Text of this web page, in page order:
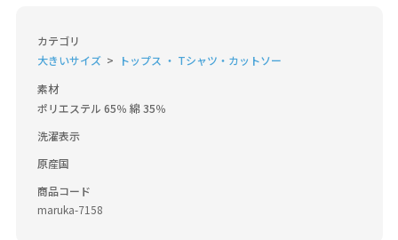
カテゴリ
大きいサイズ
トップス ・ Tシャツ・カットソー
素材
ポリエステル 65％ 綿 35％
洗濯表示
原産国
商品コード
maruka-7158